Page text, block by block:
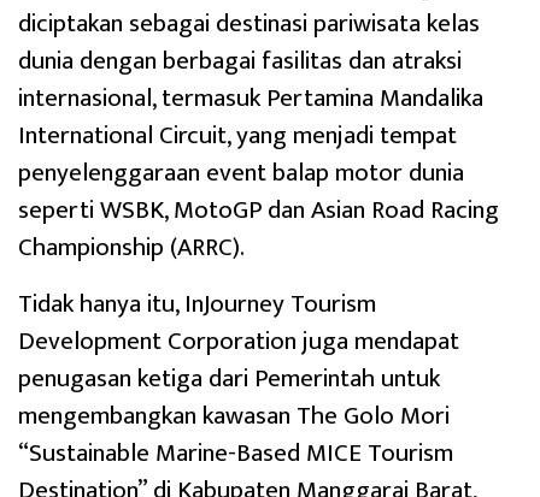
diciptakan sebagai destinasi pariwisata kelas
dunia dengan berbagai fasilitas dan atraksi
internasional, termasuk Pertamina Mandalika
International Circuit, yang menjadi tempat
penyelenggaraan event balap motor dunia
seperti WSBK, MotoGP dan Asian Road Racing
Championship (ARRC).
Tidak hanya itu, InJourney Tourism
Development Corporation juga mendapat
penugasan ketiga dari Pemerintah untuk
mengembangkan kawasan The Golo Mori
“Sustainable Marine-Based MICE Tourism